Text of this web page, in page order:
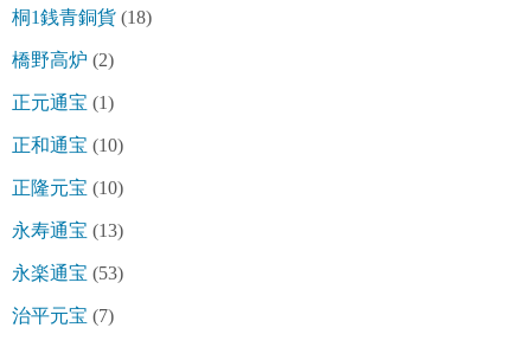
桐1銭青銅貨 (18)
橋野高炉 (2)
正元通宝 (1)
正和通宝 (10)
正隆元宝 (10)
永寿通宝 (13)
永楽通宝 (53)
治平元宝 (7)